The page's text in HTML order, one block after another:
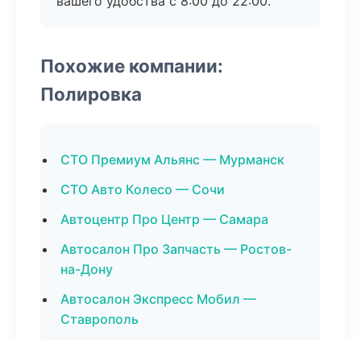
Похожие компании:
Полировка
СТО Премиум Альянс — Мурманск
СТО Авто Колесо — Сочи
Автоцентр Про Центр — Самара
Автосалон Про Запчасть — Ростов-
на-Дону
Автосалон Экспресс Мобил —
Ставрополь